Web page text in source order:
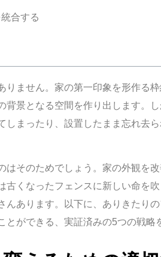
合する
りません。家の第一印象を形作る
背景となる空間を作り出します。
しまったり、設置したまま忘れ去
はそのためでしょう。家の外観を
くなったフェンスに新しい命を吹
んあります。以下に、ありきたりの
とができる、実証済みの5つの戦略